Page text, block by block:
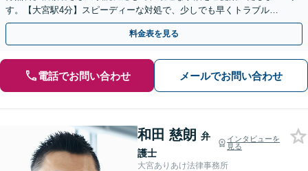
す。【大宮駅4分】スピーディーな対処で、少しでも早くトラブルを
解決します！
料金表を見る
電話でお問い合わせ メールでお問い合わせ
和田 慈朗 弁
護士
インタビューを
見る
大宮ありあけ法律事務所